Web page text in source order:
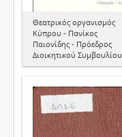
Θεατρικός οργανισμός
Κύπρου - Πανίκος
Παιονίδης - Πρόεδρος
Διοικητικού Συμβουλίου